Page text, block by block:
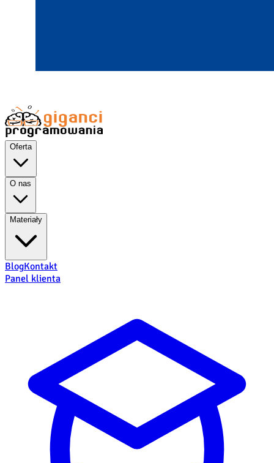
Oferta
O nas
Materiały
BlogKontakt
Panel klienta